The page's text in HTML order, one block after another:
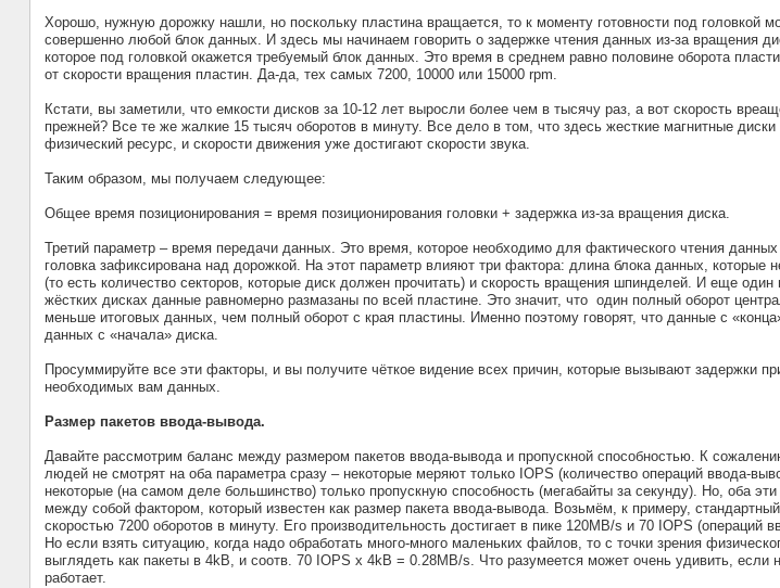
Хорошо, нужную дорожку нашли, но поскольку пластина вращается, то к моменту готовности под головкой
совершенно любой блок данных. И здесь мы начинаем говорить о задержке чтения данных из-за вращения
которое под головкой окажется требуемый блок данных. Это время в среднем равно половине оборота
от скорости вращения пластин. Да-да, тех самых 7200, 10000 или 15000 rpm.
Кстати, вы заметили, что емкости дисков за 10-12 лет выросли более чем в тысячу раз, а вот скорость
прежней? Все те же жалкие 15 тысяч оборотов в минуту. Все дело в том, что здесь жесткие магнитные диски
физический ресурс, и скорости движения уже достигают скорости звука.
Таким образом, мы получаем следующее:
Общее время позиционирования = время позиционирования головки + задержка из-за вращения диска.
Третий параметр – время передачи данных. Это время, которое необходимо для фактического чтения данных
головка зафиксирована над дорожкой. На этот параметр влияют три фактора: длина блока данных, которые
(то есть количество секторов, которые диск должен прочитать) и скорость вращения шпинделей. И еще
жёстких дисках данные равномерно размазаны по всей пластине. Это значит, что один полный оборот
меньше итоговых данных, чем полный оборот с края пластины. Именно поэтому говорят, что данные с
данных с «начала» диска.
Просуммируйте все эти факторы, и вы получите чёткое видение всех причин, которые вызывают задержки
необходимых вам данных.
Размер пакетов ввода-вывода.
Давайте рассмотрим баланс между размером пакетов ввода-вывода и пропускной способностью. К
людей не смотрят на оба параметра сразу – некоторые меряют только IOPS (количество операций ввода-
некоторые (на самом деле большинство) только пропускную способность (мегабайты за секунду). Но, оба
между собой фактором, который известен как размер пакета ввода-вывода. Возьмём, к примеру,
скоростью 7200 оборотов в минуту. Его производительность достигает в пике 120MB/s и 70 IOPS (операций
Но если взять ситуацию, когда надо обработать много-много маленьких файлов, то с точки зрения
выглядеть как пакеты в 4kB, и соотв. 70 IOPS х 4kB = 0.28MB/s. Что разумеется может очень удивить, если
работает.